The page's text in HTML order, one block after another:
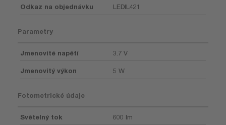
Odkaz na objednávku LEDIL421
Parametry
Jmenovité napětí 3.7 V
Jmenovitý výkon 5 W
Fotometrické údaje
Světelný tok 600 lm